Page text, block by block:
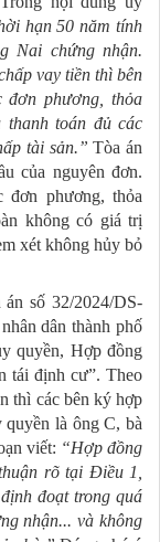
hạn 50 năm tính
Nai chứng nhận.
vay tiền thì bên
đơn phương, thỏa
thanh toán đủ các
tài sản.”Tòa án
của nguyên đơn.
phương, thỏa
không có giá trị
xét không hủy bỏ
số 32/2024/DS-
dân thành phố
quyền, Hợp đồng
tái định cư”. Theo
thì các bên ký hợp
là ông C, bà
viết: “Hợp đồng
rõ tại Điều 1,
đoạt trong quá
nhận... và không